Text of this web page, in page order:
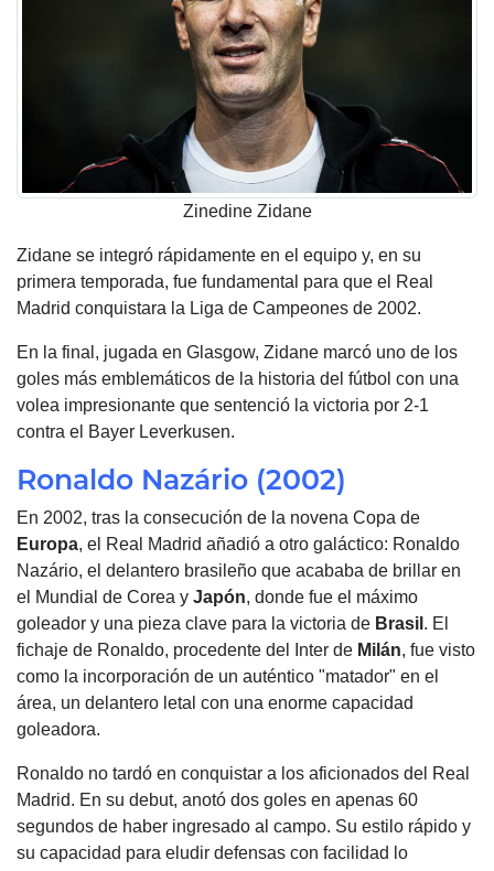
Zinedine Zidane
Zidane se integró rápidamente en el equipo y, en su
primera temporada, fue fundamental para que el Real
Madrid conquistara la Liga de Campeones de 2002.
En la final, jugada en Glasgow, Zidane marcó uno de los
goles más emblemáticos de la historia del fútbol con una
volea impresionante que sentenció la victoria por 2-1
contra el Bayer Leverkusen.
Ronaldo Nazário (2002)
En 2002, tras la consecución de la novena Copa de
Europa, el Real Madrid añadió a otro galáctico: Ronaldo
Nazário, el delantero brasileño que acababa de brillar en
el Mundial de Corea y Japón, donde fue el máximo
goleador y una pieza clave para la victoria de Brasil . El
fichaje de Ronaldo, procedente del Inter de Milán, fue visto
como la incorporación de un auténtico "matador" en el
área, un delantero letal con una enorme capacidad
goleadora.
Ronaldo no tardó en conquistar a los aficionados del Real
Madrid. En su debut, anotó dos goles en apenas 60
segundos de haber ingresado al campo. Su estilo rápido y
su capacidad para eludir defensas con facilidad lo